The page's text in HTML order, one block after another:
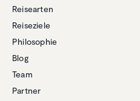
Reisearten
Reiseziele
Philosophie
Blog
Team
Partner